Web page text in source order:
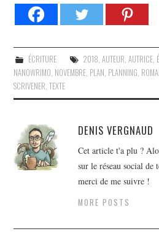
ÉCRITURE 2018, AUTEUR, AUTRICE,
NANOWRIMO, NOVEMBRE, PLAN, PLANNING,
SCRIVENER,TEXTE
DENIS VERGNAUD
Cet article t'a plu ?
sur le réseau social
merci de me suivre !
MORE POSTS